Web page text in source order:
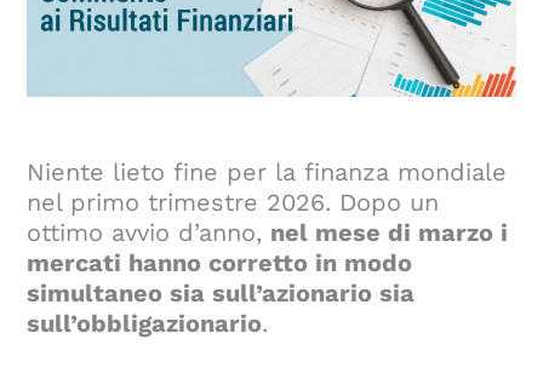
Niente lieto fine per la finanza mondiale
nel primo trimestre 2026. Dopo un
ottimo avvio d’anno, nel mese di marzo i
mercati hanno corretto in modo
simultaneo sia sull’azionario sia
sull’obbligazionario.